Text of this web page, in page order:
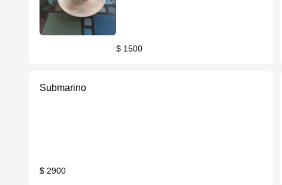
$ 1500
Submarino
$ 2900